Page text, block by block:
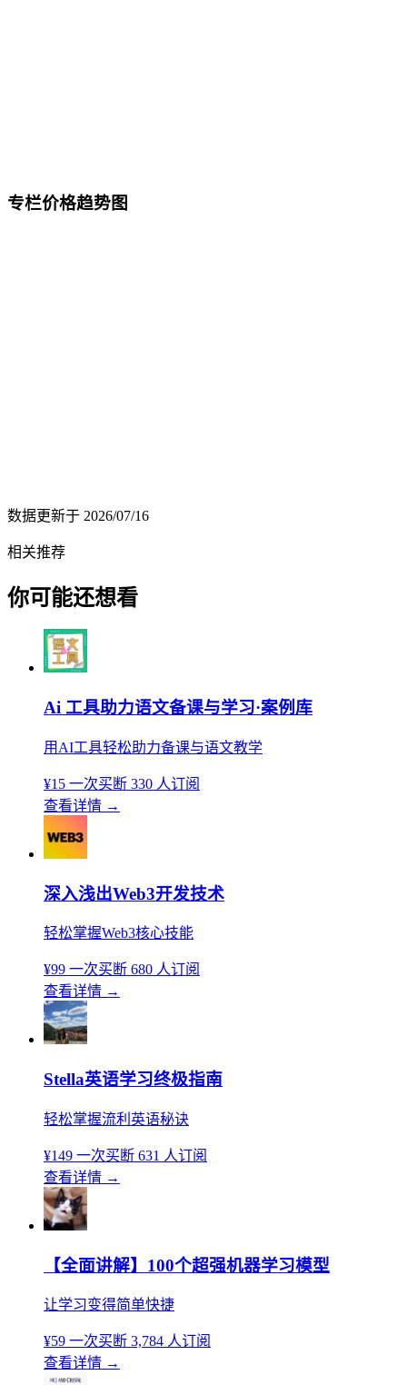
专栏价格趋势图
数据更新于 2026/07/16
相关推荐
你可能还想看
Ai 工具助力语文备课与学习·案例库
用AI工具轻松助力备课与语文教学
¥15 一次买断 330 人订阅
查看详情 →
深入浅出Web3开发技术
轻松掌握Web3核心技能
¥99 一次买断 680 人订阅
查看详情 →
Stella英语学习终极指南
轻松掌握流利英语秘诀
¥149 一次买断 631 人订阅
查看详情 →
【全面讲解】100个超强机器学习模型
让学习变得简单快捷
¥59 一次买断 3,784 人订阅
查看详情 →